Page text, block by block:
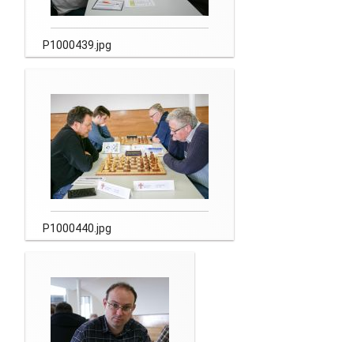
P1000439.jpg
P1000440.jpg